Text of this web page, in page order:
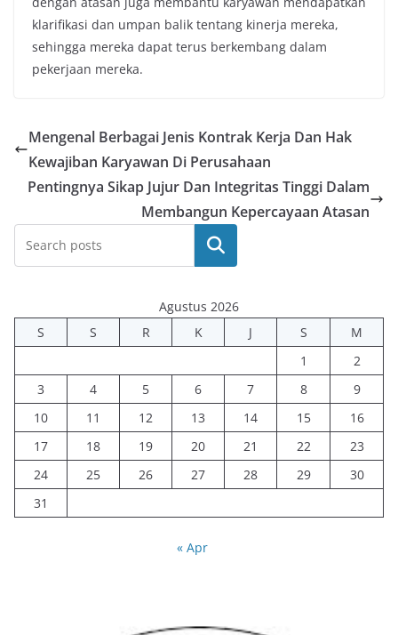
klarifikasi dan umpan balik tentang kinerja mereka,
sehingga mereka dapat terus berkembang dalam
pekerjaan mereka.
Mengenal Berbagai Jenis Kontrak Kerja Dan Hak
Kewajiban Karyawan Di Perusahaan
Pentingnya Sikap Jujur Dan Integritas Tinggi Dalam
Membangun Kepercayaan Atasan
Cari
Agustus 2026
S
S R K J S
M
1
2
3
4 5 6 7 8
9
10
11 12 13 14 15
16
17
18 19 20 21 22
23
24
25 26 27 28 29
30
31
« Apr